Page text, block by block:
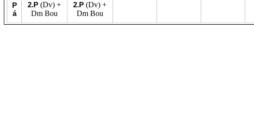
P
á
2.P (Dv) +
Dm Bou
2.P (Dv) +
Dm Bou